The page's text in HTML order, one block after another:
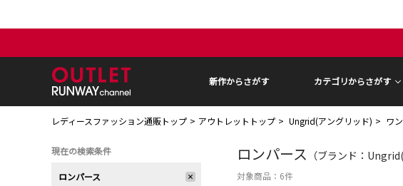
新作からさがす カテゴリからさがす
レディースファッション通販トップ アウトレットトップ Ungrid(アングリッド) ワ
ロンパース （ブランド：
対象商品： 6件
現在の検索条件
ロンパース